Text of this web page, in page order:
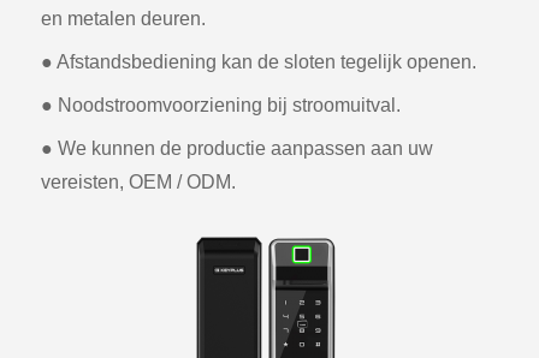
en metalen deuren.
● Afstandsbediening kan de sloten tegelijk openen.
● Noodstroomvoorziening bij stroomuitval.
● We kunnen de productie aanpassen aan uw
vereisten, OEM / ODM.